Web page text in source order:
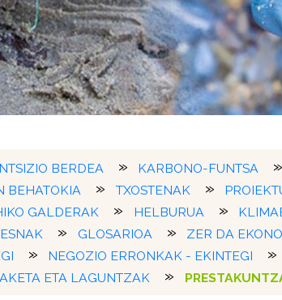
BERDEA KARBONO-FUNTSA
BEHATOKIA TXOSTENAK
GALDERAK HELBURUA
GLOSARIOA ZER DA
NEGOZIO ERRONKAK - EKINTEGI
ETA LAGUNTZAK